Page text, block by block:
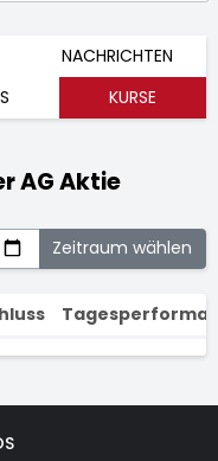
NACHRICHTEN
KURSE
AG Aktie